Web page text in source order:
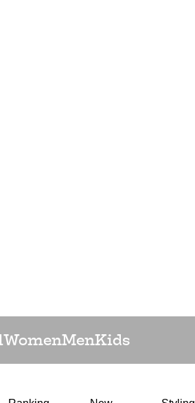
WomenMenKids